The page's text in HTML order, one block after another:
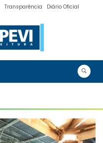
Transparência Diário Oficial